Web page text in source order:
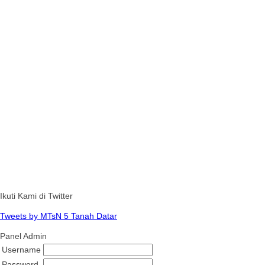
Ikuti Kami di Twitter
Tweets by MTsN 5 Tanah Datar
Panel Admin
Username